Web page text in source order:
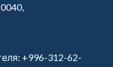
+996-312-62-